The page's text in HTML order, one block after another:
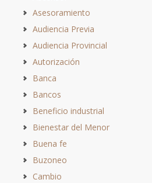
Asesoramiento
Audiencia Previa
Audiencia Provincial
Autorización
Banca
Bancos
Beneficio industrial
Bienestar del Menor
Buena fe
Buzoneo
Cambio